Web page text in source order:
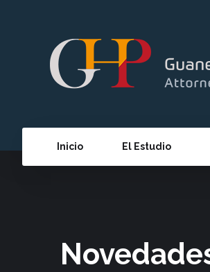
Inicio El Estudio